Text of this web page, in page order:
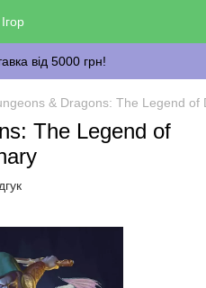
від 5000 грн!
& Dragons: The Legend of
The Legend of